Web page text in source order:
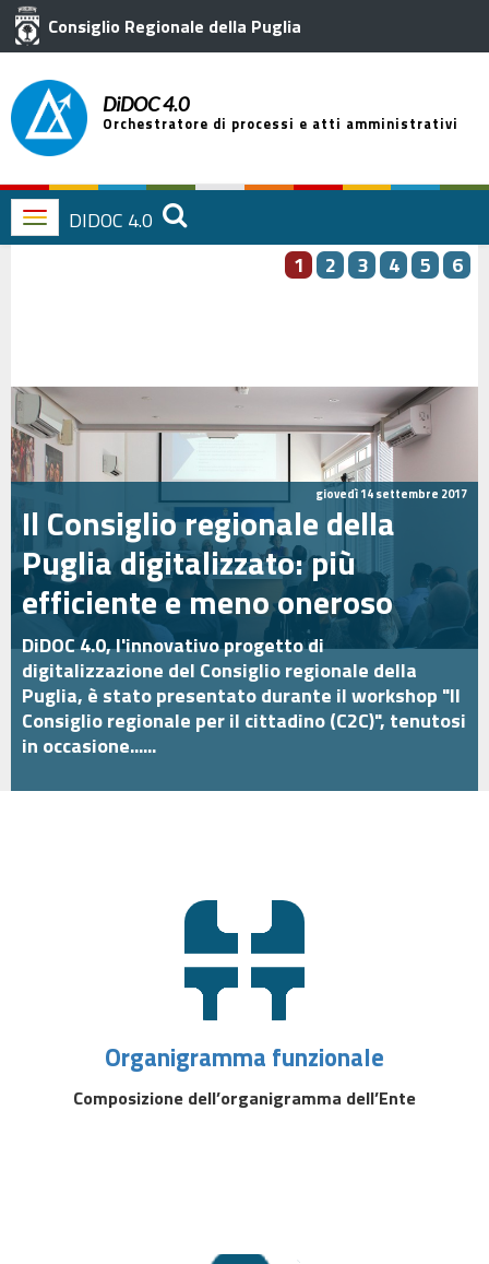
Consiglio Regionale della Puglia
DiDOC 4.0
Orchestratore di processi e atti amministrativi
Garante delle Persone
Toggle
navigation
DIDOC 4.0
1
2 3 4 5 6
giovedì 14 settembre 2017
Il Consiglio regionale della
Puglia digitalizzato: più
efficiente e meno oneroso
DiDOC 4.0, l'innovativo progetto di
digitalizzazione del Consiglio regionale della
Puglia, è stato presentato durante il workshop "Il
Consiglio regionale per il cittadino (C2C)", tenutosi
in occasione......
Organigramma funzionale
Composizione dell’organigramma dell’Ente